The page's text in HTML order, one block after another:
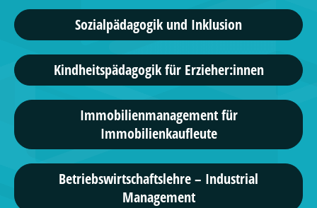
Sozialpädagogik und Inklusion
Kindheitspädagogik für Erzieher:innen
Immobilienmanagement für
Immobilienkaufleute
Betriebswirtschaftslehre – Industrial
Management